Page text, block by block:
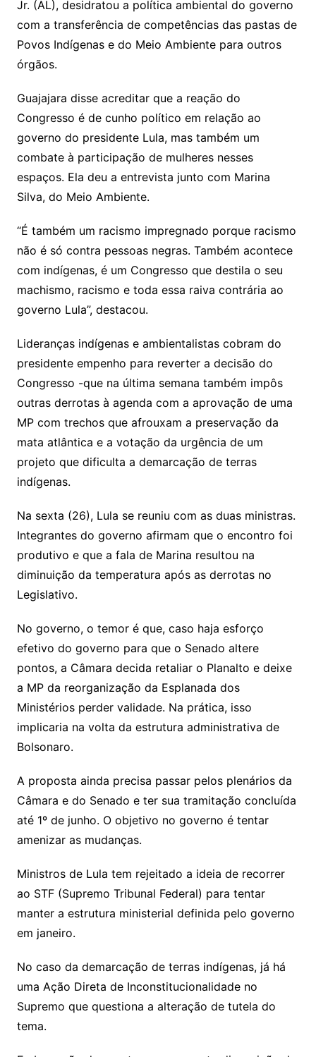
Jr. (AL), desidratou a política ambiental do governo
com a transferência de competências das pastas de
Povos Indígenas e do Meio Ambiente para outros
órgãos.
Guajajara disse acreditar que a reação do
Congresso é de cunho político em relação ao
governo do presidente Lula, mas também um
combate à participação de mulheres nesses
espaços. Ela deu a entrevista junto com Marina
Silva, do Meio Ambiente.
“É também um racismo impregnado porque racismo
não é só contra pessoas negras. Também acontece
com indígenas, é um Congresso que destila o seu
machismo, racismo e toda essa raiva contrária ao
governo Lula”, destacou.
Lideranças indígenas e ambientalistas cobram do
presidente empenho para reverter a decisão do
Congresso -que na última semana também impôs
outras derrotas à agenda com a aprovação de uma
MP com trechos que afrouxam a preservação da
mata atlântica e a votação da urgência de um
projeto que dificulta a demarcação de terras
indígenas.
Na sexta (26), Lula se reuniu com as duas ministras.
Integrantes do governo afirmam que o encontro foi
produtivo e que a fala de Marina resultou na
diminuição da temperatura após as derrotas no
Legislativo.
No governo, o temor é que, caso haja esforço
efetivo do governo para que o Senado altere
pontos, a Câmara decida retaliar o Planalto e deixe
a MP da reorganização da Esplanada dos
Ministérios perder validade. Na prática, isso
implicaria na volta da estrutura administrativa de
Bolsonaro.
A proposta ainda precisa passar pelos plenários da
Câmara e do Senado e ter sua tramitação concluída
até 1º de junho. O objetivo no governo é tentar
amenizar as mudanças.
Ministros de Lula tem rejeitado a ideia de recorrer
ao STF (Supremo Tribunal Federal) para tentar
manter a estrutura ministerial definida pelo governo
em janeiro.
No caso da demarcação de terras indígenas, já há
uma Ação Direta de Inconstitucionalidade no
Supremo que questiona a alteração de tutela do
tema.